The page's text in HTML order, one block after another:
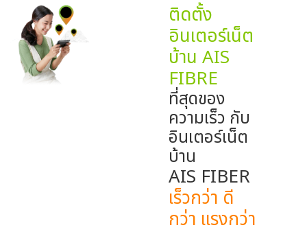
ติดตั้ง
อินเตอร์เน็ต
บ้าน AIS
FIBRE
ที่สุดของ
ความเร็ว กับ
อินเตอร์เน็ต
บ้าน
AIS FIBER
เร็วกว่า ดี
กว่า แรงกว่า